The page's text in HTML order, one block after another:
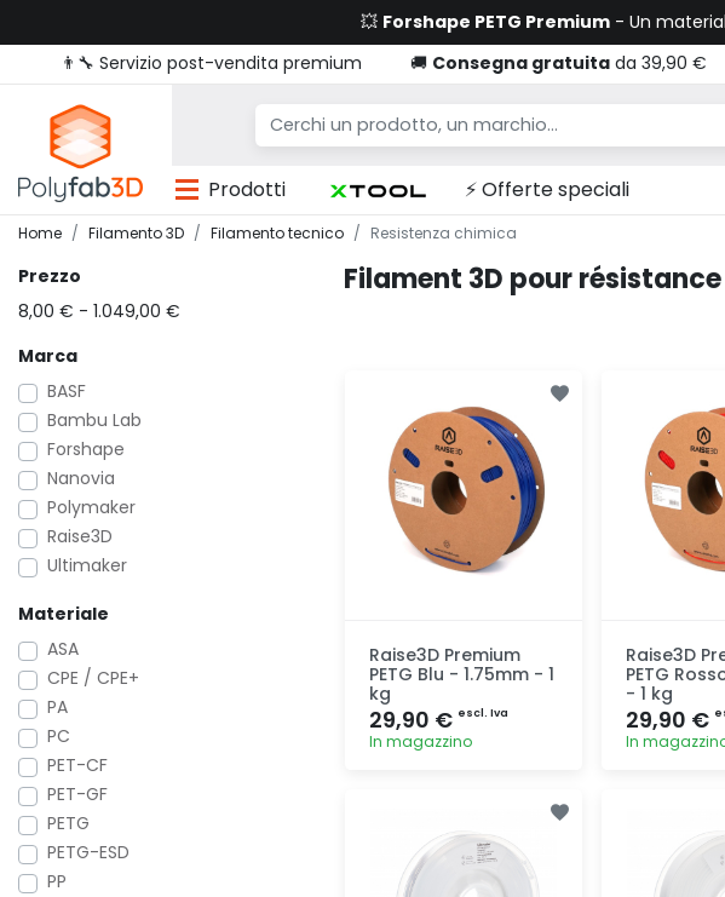
💥 Forshape PETG Premium - Un
👨‍🔧 Servizio post-vendita premium
🚚 Consegna gratuitada 39,90 €
Prodotti ⚡ Offerte speciali
Home Filamento 3D Filamento tecnico Resistenza chimica
Prezzo
8,00 € - 1.049,00 €
Marca
BASF
Bambu Lab
Forshape
Nanovia
Polymaker
Raise3D
Ultimaker
Materiale
ASA
CPE / CPE+
PA
PC
PET-CF
PET-GF
PETG
PETG-ESD
PP
Filament 3D pour
Raise3D Premium
PETG Blu - 1.75mm - 1
kg
29,90 € escl. Iva
In magazzino
Raise3D
PETG
- 1 kg
29,90 €
In